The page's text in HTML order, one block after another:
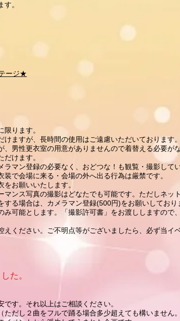
。
ージ★
限ります。
けますが、長時間の使用はご遠慮いただいております。
、男性更衣室の用意がありませんので着替える必要が
だけます。
ラマン登録の必要なく、おどつな！も観覧・撮影して
装で会場に来る・会場の外へ出る行為は厳禁です。
お願いいたします。
マンス写真の撮影はどなたでも可能です。ただしネッ
する場合は、カメラマン登録(500円)をお願いしており
み可能とします。「撮影許可書」をお渡ししますので
えください。ご不明点等がございましたら、必ず当
た。
です。それ以上はご相談ください。
ただし２曲をフルで踊る場合多少超えても構いません